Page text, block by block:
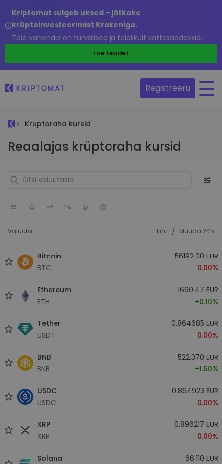
Kriptomat sulgeb uksed – jätkake
krüptoinvesteerimist Krakeniga.
Teie vahendid on turvalised ja täielikult kättesaadavad.
Loe teadet
Registreeru
Krüptoraha kursid
Reaalajas krüptoraha kursid
Valuuta Hind / Muuda 24h
Bitcoin
BTC
56192.00 EUR
0.00%
Ethereum
ETH
1660.47 EUR
+0.10%
Tether
USDT
0.864685 EUR
0.00%
BNB
BNB
522.370 EUR
+1.60%
USDC
USDC
0.864923 EUR
0.00%
XRP
XRP
0.896217 EUR
0.00%
Solana
66.110 EUR